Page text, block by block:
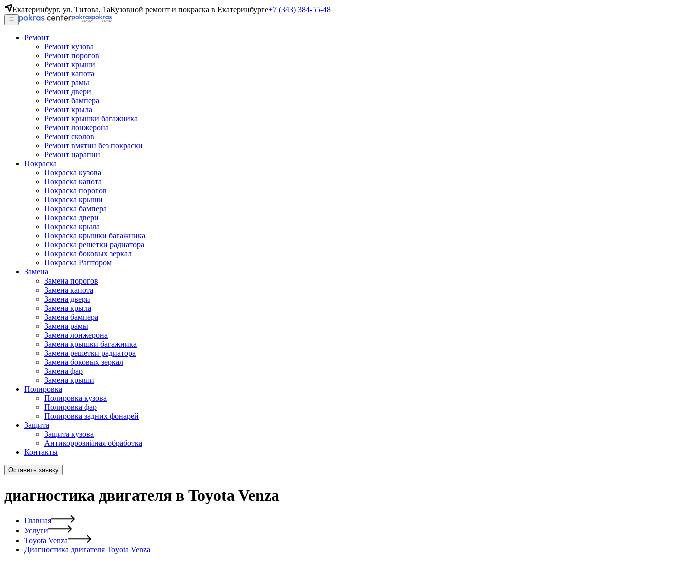
Екатеринбург, ул. Титова, 1аКузовной ремонт и покраска в Екатеринбурге+7 (343) 384-55-48
Ремонт
Ремонт кузова
Ремонт порогов
Ремонт крыши
Ремонт капота
Ремонт рамы
Ремонт двери
Ремонт бампера
Ремонт крыла
Ремонт крышки багажника
Ремонт лонжерона
Ремонт сколов
Ремонт вмятин без покраски
Ремонт царапин
Покраска
Покраска кузова
Покраска капота
Покраска порогов
Покраска крыши
Покраска бампера
Покраска двери
Покраска крыла
Покраска крышки багажника
Покраска решетки радиатора
Покраска боковых зеркал
Покраска Раптором
Замена
Замена порогов
Замена капота
Замена двери
Замена крыла
Замена бампера
Замена рамы
Замена лонжерона
Замена крышки багажника
Замена решетки радиатора
Замена боковых зеркал
Замена фар
Замена крыши
Полировка
Полировка кузова
Полировка фар
Полировка задних фонарей
Защита
Защита кузова
Антикоррозийная обработка
Контакты
Оставить заявку
диагностика двигателя в Toyota Venza
Главная
Услуги
Toyota Venza
Диагностика двигателя Toyota Venza